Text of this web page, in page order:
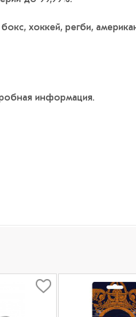
хоккей, регби,
информация.